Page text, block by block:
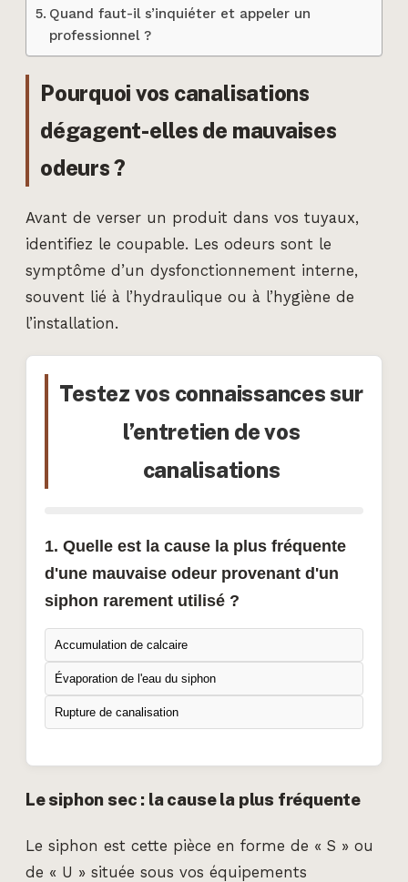
Quand faut-il s’inquiéter et appeler un
professionnel ?
Pourquoi vos canalisations
dégagent-elles de mauvaises
odeurs ?
Avant de verser un produit dans vos tuyaux,
identifiez le coupable. Les odeurs sont le
symptôme d’un dysfonctionnement interne,
souvent lié à l’hydraulique ou à l’hygiène de
l’installation.
Testez vos connaissances sur
l’entretien de vos
canalisations
1. Quelle est la cause la plus fréquente
d'une mauvaise odeur provenant d'un
siphon rarement utilisé ?
Accumulation de calcaire
Évaporation de l'eau du siphon
Rupture de canalisation
Le siphon sec : la cause la plus fréquente
Le siphon est cette pièce en forme de « S » ou
de « U » située sous vos équipements